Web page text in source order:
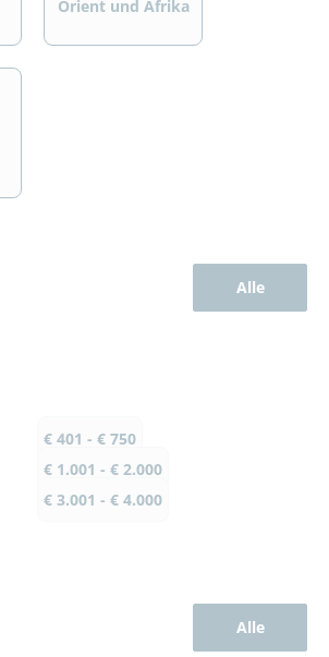
Orient und Afrika
Alle
€ 401 - € 750
€ 1.001 - € 2.000
€ 3.001 - € 4.000
Alle